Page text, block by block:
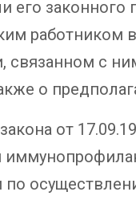
его
работником
с
о
от